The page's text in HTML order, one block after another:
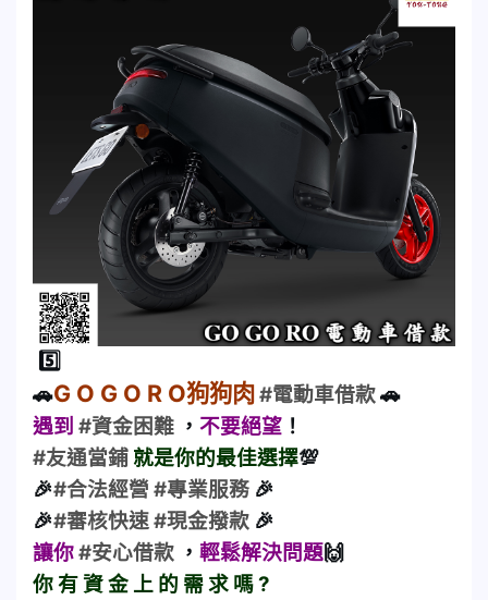
5️⃣
🚗G O G O R O狗狗肉#電動車借款🚗
遇到 #資金困難 ， 不要絕望 ！
#友通當鋪 就是你的最佳選擇💯
🎉#合法經營 #專業服務 🎉
🎉#審核快速#現金撥款 🎉
讓你#安心借款 ， 輕鬆解決問題🙌
你 有 資 金 上 的 需 求 嗎 ?